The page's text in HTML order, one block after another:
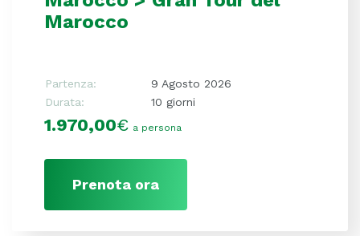
Marocco
Partenza:
9 Agosto 2026
Durata:
10 giorni
1.970,00€ a persona
Prenota ora